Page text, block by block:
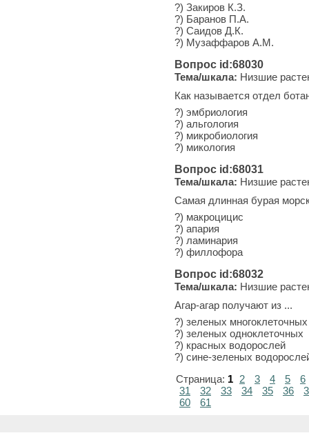
?) Закиров К.З.
?) Баранов П.А.
?) Саидов Д.К.
?) Музаффаров А.М.
Вопрос id:68030
Тема/шкала: Низшие
Как называется отдел
?) эмбриология
?) альгология
?) микробиология
?) микология
Вопрос id:68031
Тема/шкала: Низшие
Самая длинная бурая
?) макроцицис
?) апария
?) ламинария
?) филлофора
Вопрос id:68032
Тема/шкала: Низшие
Агар-агар получают из ...
?) зеленых многоклеточных
?) зеленых одноклеточных
?) красных водорослей
?) сине-зеленых
Страница: 1 2 3 4 5
6
31
32 33 34 35 36
60
61